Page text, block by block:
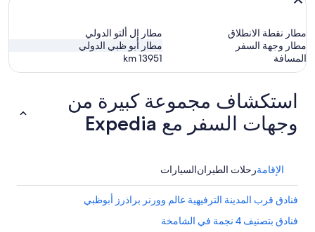
مطار نقطة الانطلاق
مطار إل ألتو الدولي
مطار وجهة السفر
مطار أبو ظبي الدولي
المسافة
13951
km
استكشاف مجموعة كبيرة من
وجهات السفر مع Expedia
الإقامةرحلات الطيرانالسيارات
فنادق قرب المدينة الترفيهية عالم وورنر براذرز أبوظبي
فنادق بتصنيف 4 نجمة في الشامخة